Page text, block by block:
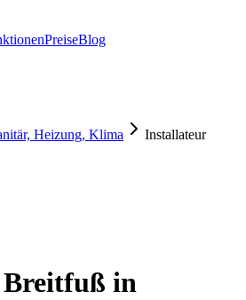
PreiseBlog
Heizung, Klima
Installateur
in